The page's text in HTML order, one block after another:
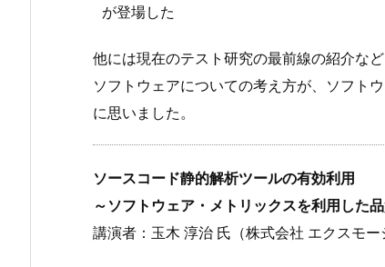
が登場した
他には現在のテスト研究の最前線の紹介など
ソフトウェアについての考え方が、ソフト
に思いました。
ソースコード静的解析ツールの有効利用
～ソフトウェア・メトリックスを利用した
講演者：玉木 淳治 氏（株式会社 エクスモー